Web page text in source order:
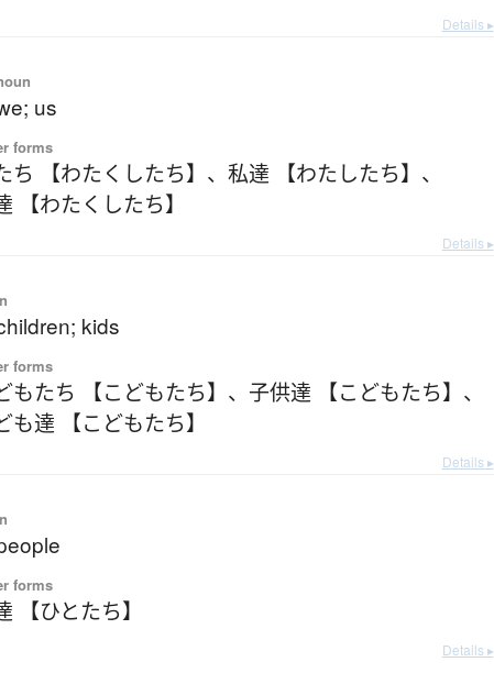
Details ▸
us
forms
ち 【わたくしたち】 、私達 【わたしたち】 、
【わたくしたち】
Details ▸
kids
forms
もたち 【こどもたち】 、子供達 【こどもたち】 、
も達 【こどもたち】
Details ▸
forms
【ひとたち】
Details ▸